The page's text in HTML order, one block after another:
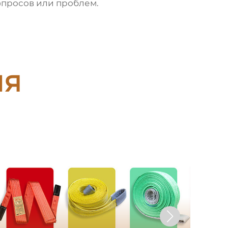
или проблем.